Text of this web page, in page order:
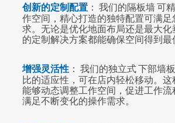
创新的定制配置 ： 我们的隔板墙 可
作空间，精心打造的独特配置可满
求。无论是优化地面布局还是最大
的定制解决方案都能确保空间得到最
增强灵活性 ： 我们的独立式 下部墙
比的适应性，可在店内轻松移动。
能够动态调整工作空间，促进工作流
满足不断变化的操作需求。